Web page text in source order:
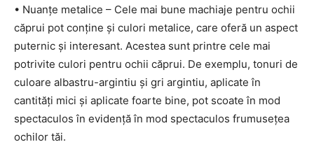
• Nuanțe metalice – Cele mai bune machiaje pentru ochii
căprui pot conține și culori metalice, care oferă un aspect
puternic și interesant. Acestea sunt printre cele mai
potrivite culori pentru ochii căprui. De exemplu, tonuri de
culoare albastru-argintiu și gri argintiu, aplicate în
cantități mici și aplicate foarte bine, pot scoate în mod
spectaculos în evidență în mod spectaculos frumusețea
ochilor tăi.